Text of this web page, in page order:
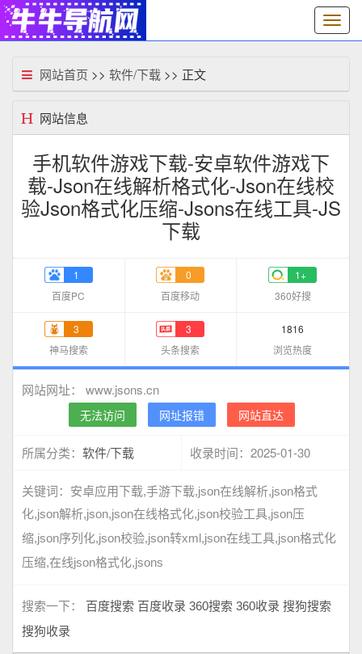
切
换
网站首页 >>软件/下载 >> 正文
网站信息
手机软件游戏下载-安卓软件游戏下
载-Json在线解析格式化-Json在线校
验Json格式化压缩-Jsons在线工具-JS
下载
1
百度PC
0
百度移动
1+
360好搜
3
神马搜索
3
头条搜索
1816
浏览热度
网站网址： www.jsons.cn
无法访问 网址报错 网站直达
所属分类： 软件/下载 收录时间： 2025-01-30
关键词： 安卓应用下载,手游下载,json在线解析,json格式
化,json解析,json,json在线格式化,json校验工具,json压
缩,json序列化,json校验,json转xml,json在线工具,json格式化
压缩,在线json格式化,jsons
搜索一下： 百度搜索 百度收录 360搜索 360收录 搜狗搜索
搜狗收录